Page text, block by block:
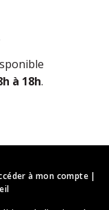
à 18h.
à mon compte|